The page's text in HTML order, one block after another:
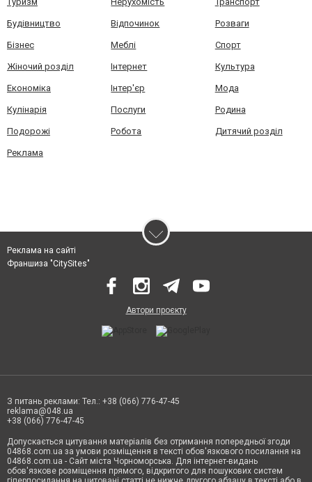
Будівництво Відпочинок Розваги
Бізнес Меблі Спорт
Жіночий розділ Інтернет Культура
Економіка Інтер'єр Мода
Кулінарія Послуги Родина
Подорожі Робота Дитячий розділ
Реклама
Реклама на сайті
Франшиза "CitySites"
Автори проєкту
З питань реклами: Тел.: +38 (066) 776-47-45
reklama@048.ua
+38 (066) 776-47-45
Допускається цитування матеріалів без отримання попередньої згоди
04868.com.ua за умови розміщення в тексті обов'язкового посилання на
04868.com.ua - Сайт міста Чорноморська. Для інтернет-видань
обов'язкове розміщення прямого, відкритого для пошукових систем